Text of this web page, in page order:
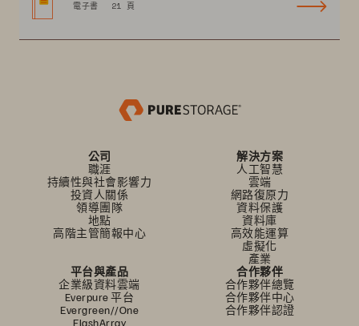
電子書 21 頁
公司
職涯
持續性與社會影響力
投資人關係
領導團隊
地點
高階主管簡報中心
解決方案
人工智慧
雲端
網路復原力
資料保護
資料庫
高效能運算
虛擬化
產業
平台與產品
企業級資料雲端
Everpure 平台
Evergreen//One
FlashArray
合作夥伴
合作夥伴總覽
合作夥伴中心
合作夥伴認證